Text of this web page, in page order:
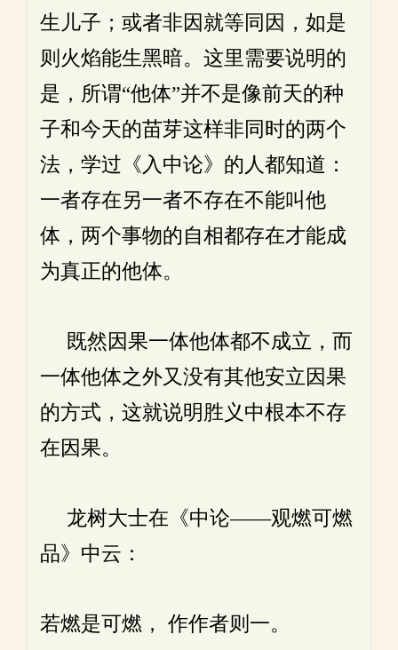
生儿子；或者非因就等同因，如是
则火焰能生黑暗。这里需要说明的
是，所谓“他体”并不是像前天的种
子和今天的苗芽这样非同时的两个
法，学过《入中论》的人都知道：
一者存在另一者不存在不能叫他
体，两个事物的自相都存在才能成
为真正的他体。
既然因果一体他体都不成立，而
一体他体之外又没有其他安立因果
的方式，这就说明胜义中根本不存
在因果。
龙树大士在《中论——观燃可燃
品》中云：
若燃是可燃， 作作者则一。